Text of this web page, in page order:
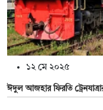
১২ মে ২০২৫
ঈদুল আজহার ফিরতি